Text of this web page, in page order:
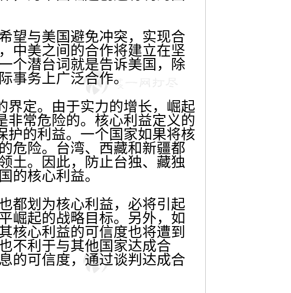
与美国避免冲突，实现合
中美之间的合作将建立在坚
个潜台词就是告诉美国，除
事务上广泛合作。
定。由于实力的增长，崛起
非常危险的。核心利益定义的
护的利益。一个国家如果将核
危险。台湾、西藏和新疆都
土。因此，防止台独、藏独
的核心利益。
划为核心利益，必将引起
崛起的战略目标。另外，如
核心利益的可信度也将遭到
不利于与其他国家达成合
的可信度，通过谈判达成合